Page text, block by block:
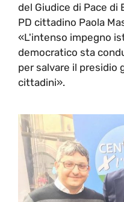
del Giudice di Pace di
PD cittadino Paola
«L'intenso impegno
democratico sta
per salvare il presidio
cittadini».